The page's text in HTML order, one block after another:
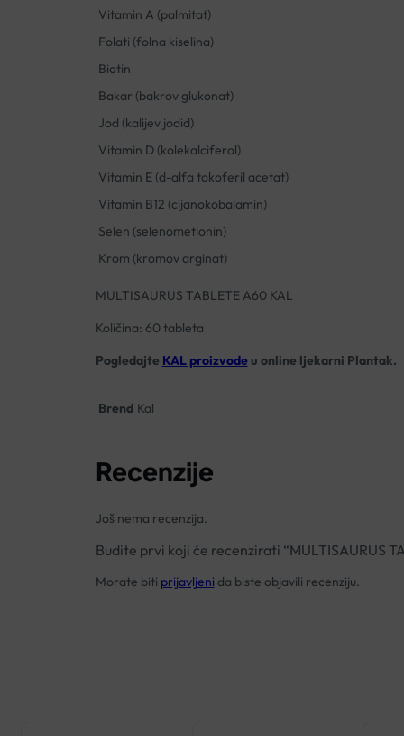
Vitamin A (palmitat)
Folati (folna kiselina)
Biotin
Bakar (bakrov glukonat)
Jod (kalijev jodid)
Vitamin D (kolekalciferol)
Vitamin E (d-alfa tokoferil acetat)
Vitamin B12 (cijanokobalamin)
Selen (selenometionin)
Krom (kromov arginat)
MULTISAURUS TABLETE A60 KAL
Količina: 60 tableta
Pogledajte KAL proizvodeu online ljekarni Plantak.
Brend Kal
Recenzije
Još nema recenzija.
Budite prvi koji će recenzirati “MULTISAURUS
Morate biti prijavljeni da biste objavili recenziju.